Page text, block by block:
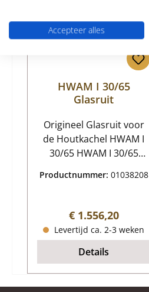
HWAM I 30/65
Glasruit
Origineel Glasruit voor
de Houtkachel HWAM I
30/65 HWAM I 30/65
deurglas, glasplaat
mm x 593 mm x 5 mm
Materiaal Glas
hittebestendig inclusief
raamafdichting
Productnummer: 01038208
Normale prijs:
€ 1.556,20
Levertijd ca. 2-3 weken
Details
Accepteer alles